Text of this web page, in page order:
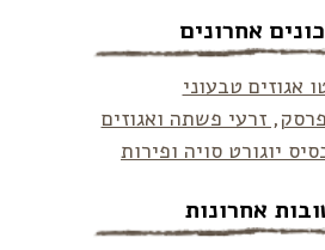
אחרונים
אגוזים טבעוני
זרעי פשתה ואגוזים
יוגורט סויה ופירות
אחרונות